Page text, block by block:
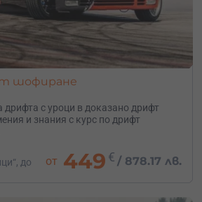
шофиране
дрифта с уроци в доказано дрифт
и знания с курс по дрифт
до
от 449 € /878.17 лв.